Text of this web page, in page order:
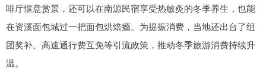
啡厅惬意赏景，还可以在南源民宿享受热敏灸的冬季养生，也能
在资溪面包城过一把面包烘焙瘾。为提振消费，当地还出台了组
团奖补、高速通行费互免等引流政策，推动冬季旅游消费持续升
温。